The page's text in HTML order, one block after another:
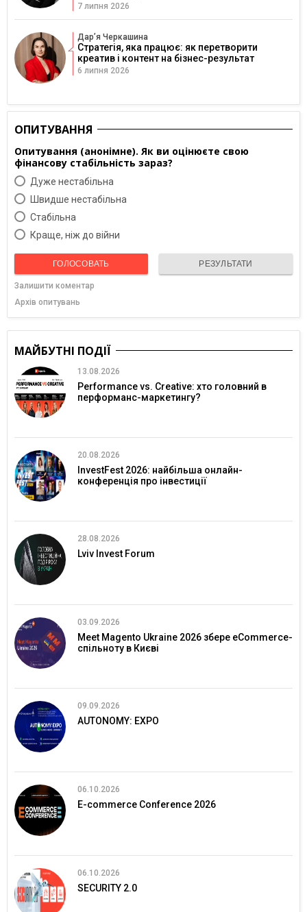
7 липня 2026
Дарʼя Черкашина
Стратегія, яка працює: як перетворити
креатив і контент на бізнес-результат
6 липня 2026
ОПИТУВАННЯ
Опитування (анонімне). Як ви оцінюєте свою
фінансову стабільність зараз?
Дуже нестабільна
Швидше нестабільна
Cтабільна
Краще, ніж до війни
ГОЛОСОВАТЬ РЕЗУЛЬТАТИ
Залишити коментар
Архів опитувань
МАЙБУТНІ ПОДІЇ
13.08.2026
Performance vs. Creative: хто головний в
перформанс-маркетингу?
20.08.2026
InvestFest 2026: найбільша онлайн-
конференція про інвестиції
28.08.2026
Lviv Invest Forum
03.09.2026
Meet Magento Ukraine 2026 збере eCommerce-
спільноту в Києві
09.09.2026
AUTONOMY: EXPO
06.10.2026
E-commerce Conference 2026
06.10.2026
SECURITY 2.0